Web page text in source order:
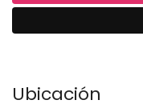
Ubicación